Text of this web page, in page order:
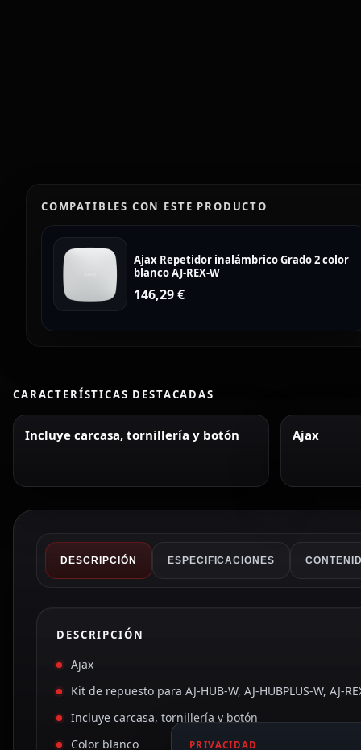
COMPATIBLES CON ESTE PRODUCTO
Ajax Repetidor inalámbrico Grado 2 color
blanco AJ-REX-W
146,29€
CARACTERÍSTICAS DESTACADAS
Incluye carcasa, tornillería y botón Ajax
DESCRIPCIÓN ESPECIFICACIONES
DESCRIPCIÓN
Ajax
Kit de repuesto para AJ-HUB-W, AJ-HUBPLUS-W, AJ-
Incluye carcasa, tornillería y botón
Color blanco
PRIVACIDAD